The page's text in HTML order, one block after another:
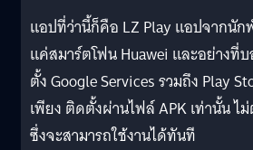
แอปที่ว่านี้ก็คือ LZ Play แอปจากนั
แค่สมาร์ตโฟน Huawei และอย่างที่
ตั้ง Google Services รวมถึง Play
เพียง ติดตั้งผ่านไฟล์ APK เท่านั้น
ซึ่งจะสามารถใช้งานได้ทันที